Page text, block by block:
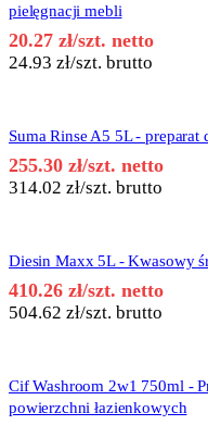
pielęgnacji mebli
20.27 zł/szt. netto
24.93 zł/szt. brutto
Suma Rinse A5 5L - preparat
255.30 zł/szt. netto
314.02 zł/szt. brutto
Diesin Maxx 5L - Kwasowy
410.26 zł/szt. netto
504.62 zł/szt. brutto
Cif Washroom 2w1 750ml -
powierzchni łazienkowych